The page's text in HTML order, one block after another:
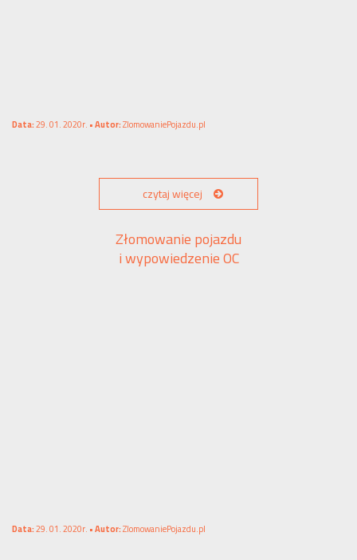
Data:29. 01. 2020r. •Autor:ZlomowaniePojazdu.pl
czytaj więcej
Złomowanie pojazdu
i wypowiedzenie OC
Data:29. 01. 2020r. •Autor:ZlomowaniePojazdu.pl